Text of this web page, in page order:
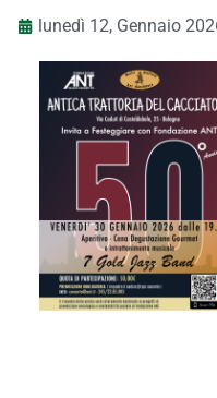
lunedì 12, Gennaio